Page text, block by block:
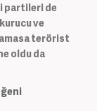
partileri de
ve
terörist
oldu da